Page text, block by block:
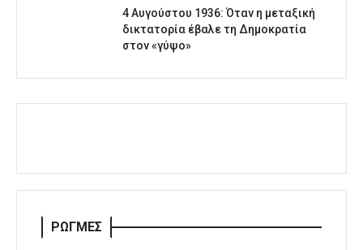
4 Αυγούστου 1936: Όταν η μεταξική
δικτατορία έβαλε τη Δημοκρατία
στον «γύψο»
ΡΩΓΜΕΣ